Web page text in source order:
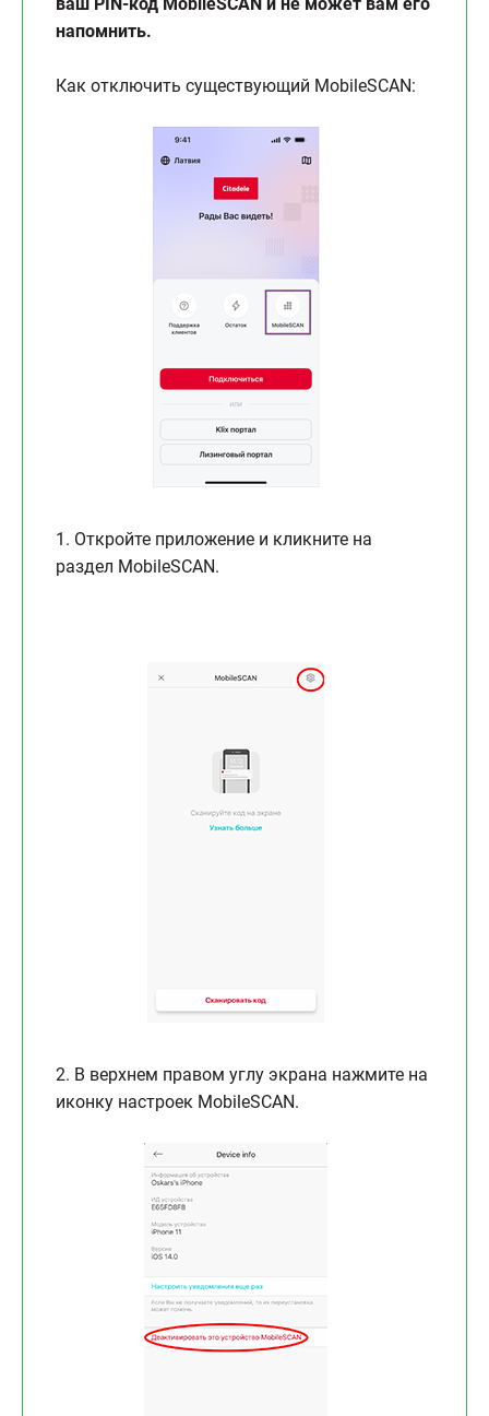
напомнить.
Как отключить существующий MobileSCAN:
1. Откройте приложение и кликните на
раздел MobileSCAN.
2. В верхнем правом углу экрана нажмите на
иконку настроек MobileSCAN.